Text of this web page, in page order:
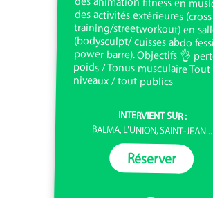
niveaux / tout publics
INTERVIENT SUR :
BALMA, L'UNION, SAINT-JEAN...
Réserver